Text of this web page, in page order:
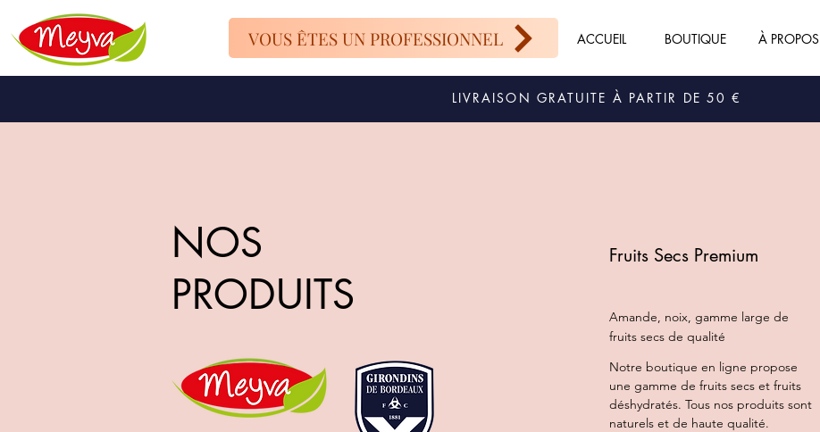
ACCUEIL BOUTIQUE À PROPOS
VOUS ÊTES UN PROFESSIONNEL
LIVRAISON GRATUITE À PARTIR DE 50 €
NOS
PRODUITS
Fruits Secs Premium
Amande, noix, gamme large de
fruits secs de qualité
Notre boutique en ligne propose
une gamme de fruits secs et fruits
déshydratés. Tous nos produits sont
naturels et de haute qualité.